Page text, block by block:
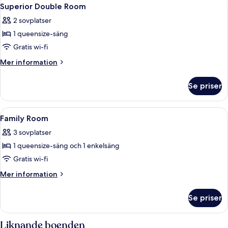
alla
foton
för
Superior
Double
4
Superior Double Room
2 sovplatser
1 queensize-säng
Gratis wi-fi
Mer information
Mer
Double
Room
Se priser
Öppna
alla
foton
för
Family
Room
Minibar, värdeförvaringsskåp på
5
Family Room
3 sovplatser
1 queensize-säng och 1 enkelsäng
Gratis wi-fi
Mer information
Mer
Room
Se priser
Liknande boenden